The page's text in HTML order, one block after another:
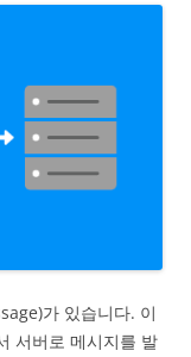
가 있습니다. 이
서버로 메시지를 발